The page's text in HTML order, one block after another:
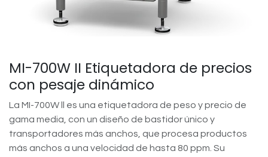
MI-700W II Etiquetadora de precios
con pesaje dinámico
La MI-700W ll es una etiquetadora de peso y precio de
gama media, con un diseño de bastidor único y
transportadores más anchos, que procesa productos
más anchos a una velocidad de hasta 80 ppm. Su